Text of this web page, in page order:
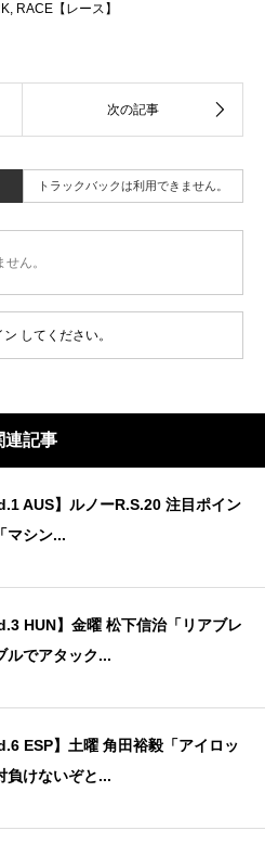
, RACE【レース】
トラックバックは利用できません。
ん。
ン してください。
連記事
AUS】ルノーR.S.20 注目ポイン
マシン...
HUN】金曜 松下信治「リアブレ
ルでアタック...
ESP】土曜 角田裕毅「アイロッ
負けないぞと...